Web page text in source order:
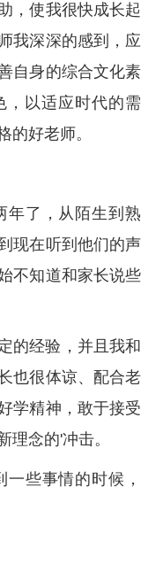
，使我很快成长起
我深深的感到，应
自身的综合文化素
，以适应时代的需
的好老师。
年了，从陌生到熟
现在听到他们的声
不知道和家长说些
的经验，并且我和
也很体谅、配合老
学精神，敢于接受
理念的'冲击。
些事情的时候，